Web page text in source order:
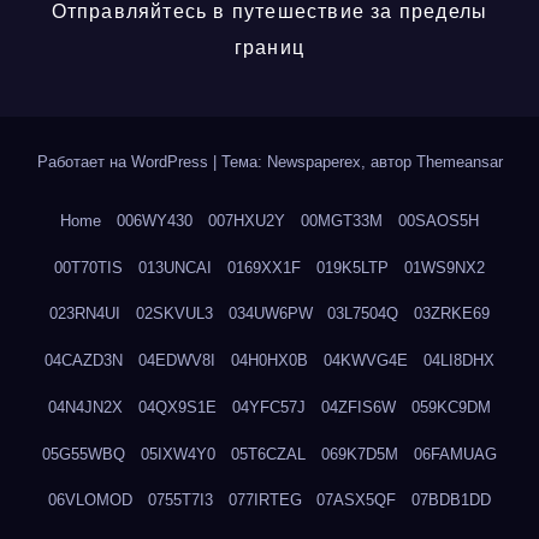
Отправляйтесь в путешествие за пределы
границ
Работает на WordPress Тема: Newspaperex, автор Themeansar
Home 006WY430 007HXU2Y 00MGT33M 00SAOS5H
00T70TIS 013UNCAI 0169XX1F 019K5LTP 01WS9NX2
023RN4UI 02SKVUL3 034UW6PW 03L7504Q 03ZRKE69
04CAZD3N 04EDWV8I 04H0HX0B 04KWVG4E 04LI8DHX
04N4JN2X 04QX9S1E 04YFC57J 04ZFIS6W 059KC9DM
05G55WBQ 05IXW4Y0 05T6CZAL 069K7D5M 06FAMUAG
06VLOMOD 0755T7I3 077IRTEG 07ASX5QF 07BDB1DD